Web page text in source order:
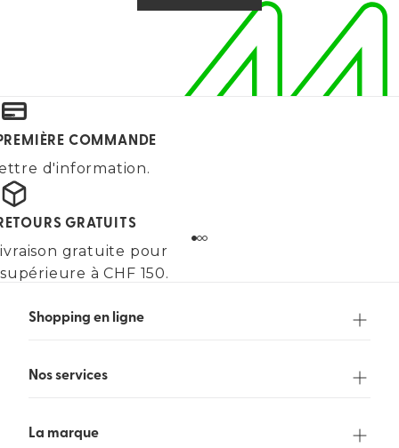
COMMANDE
d'information.
GRATUITS
gratuite pour
à CHF 150.
Shopping en ligne
Nos services
La marque